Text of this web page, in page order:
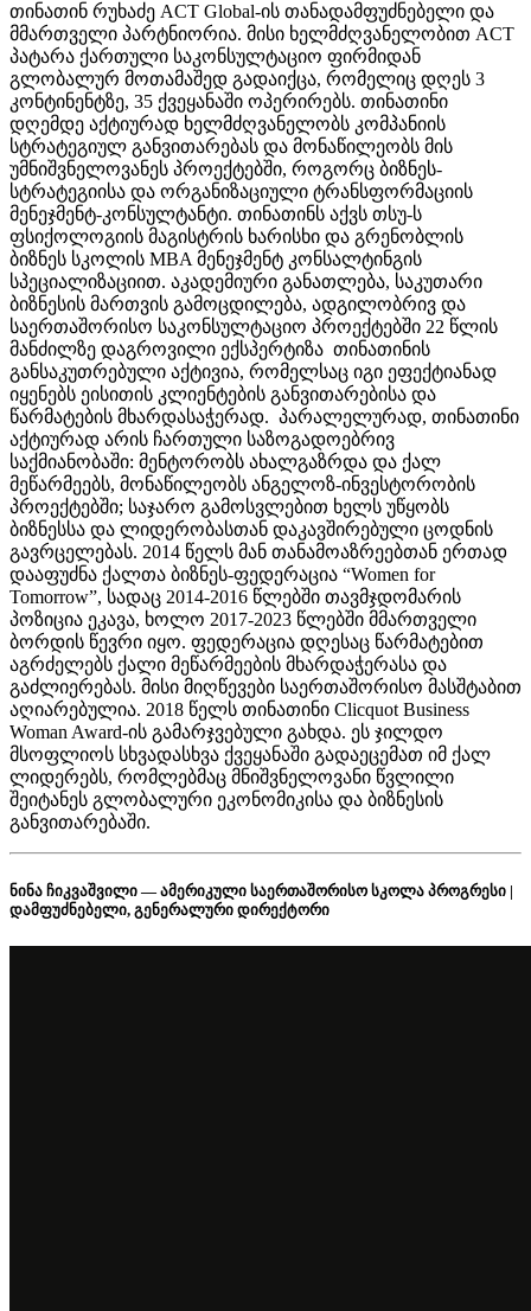
თინათინ რუხაძე ACT Global-ის თანადამფუძნებელი და
მმართველი პარტნიორია. მისი ხელმძღვანელობით ACT
პატარა ქართული საკონსულტაციო ფირმიდან
გლობალურ მოთამაშედ გადაიქცა, რომელიც დღეს 3
კონტინენტზე, 35 ქვეყანაში ოპერირებს. თინათინი
დღემდე აქტიურად ხელმძღვანელობს კომპანიის
სტრატეგიულ განვითარებას და მონაწილეობს მის
უმნიშვნელოვანეს პროექტებში, როგორც ბიზნეს-
სტრატეგიისა და ორგანიზაციული ტრანსფორმაციის
მენეჯმენტ-კონსულტანტი. თინათინს აქვს თსუ-ს
ფსიქოლოგიის მაგისტრის ხარისხი და გრენობლის
ბიზნეს სკოლის MBA მენეჯმენტ კონსალტინგის
სპეციალიზაციით. აკადემიური განათლება, საკუთარი
ბიზნესის მართვის გამოცდილება, ადგილობრივ და
საერთაშორისო საკონსულტაციო პროექტებში 22 წლის
მანძილზე დაგროვილი ექსპერტიზა თინათინის
განსაკუთრებული აქტივია, რომელსაც იგი ეფექტიანად
იყენებს ეისითის კლიენტების განვითარებისა და
წარმატების მხარდასაჭერად. პარალელურად, თინათინი
აქტიურად არის ჩართული საზოგადოებრივ
საქმიანობაში: მენტორობს ახალგაზრდა და ქალ
მეწარმეებს, მონაწილეობს ანგელოზ-ინვესტორობის
პროექტებში; საჯარო გამოსვლებით ხელს უწყობს
ბიზნესსა და ლიდერობასთან დაკავშირებული ცოდნის
გავრცელებას. 2014 წელს მან თანამოაზრეებთან ერთად
დააფუძნა ქალთა ბიზნეს-ფედერაცია “Women for
Tomorrow”, სადაც 2014-2016 წლებში თავმჯდომარის
პოზიცია ეკავა, ხოლო 2017-2023 წლებში მმართველი
ბორდის წევრი იყო. ფედერაცია დღესაც წარმატებით
აგრძელებს ქალი მეწარმეების მხარდაჭერასა და
გაძლიერებას. მისი მიღწევები საერთაშორისო მასშტაბით
აღიარებულია. 2018 წელს თინათინი Clicquot Business
Woman Award-ის გამარჯვებული გახდა. ეს ჯილდო
მსოფლიოს სხვადასხვა ქვეყანაში გადაეცემათ იმ ქალ
ლიდერებს, რომლებმაც მნიშვნელოვანი წვლილი
შეიტანეს გლობალური ეკონომიკისა და ბიზნესის
განვითარებაში.
ნინა ჩიკვაშვილი — ამერიკული საერთაშორისო სკოლა პროგრესი |
დამფუძნებელი, გენერალური დირექტორი